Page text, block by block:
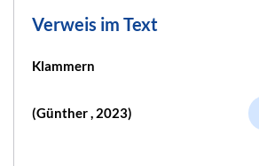
Verweis im Text
Klammern
(Günther , 2023)